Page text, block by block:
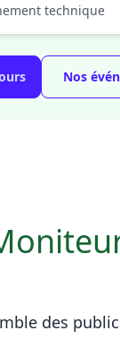
technique
Nos
des